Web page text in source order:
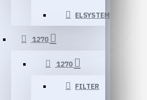
ELSYSTEM
1270
1270
FILTER